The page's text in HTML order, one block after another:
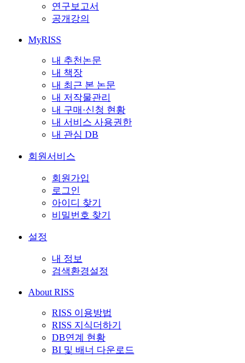
연구보고서
공개강의
MyRISS
내 추천논문
내 책장
내 최근 본 논문
내 저작물관리
내 구매·신청 현황
내 서비스 사용권한
내 관심 DB
회원서비스
회원가입
로그인
아이디 찾기
비밀번호 찾기
설정
내 정보
검색환경설정
About RISS
RISS 이용방법
RISS 지식더하기
DB연계 현황
BI 및 배너 다운로드